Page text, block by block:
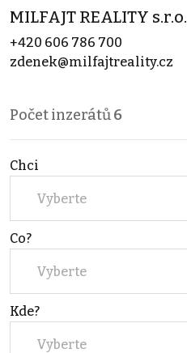
MILFAJT REALITY s.r.o.
+420 606 786 700
zdenek@milfajtreality.cz
Počet inzerátů6
Chci
Vyberte
Co?
Vyberte
Kde?
Vyberte